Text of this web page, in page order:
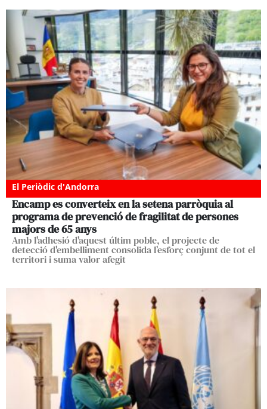
El Periòdic d'Andorra
Encamp es converteix en la setena parròquia al
programa de prevenció de fragilitat de persones
majors de 65 anys
Amb l'adhesió d'aquest últim poble, el projecte de
detecció d'embelliment consolida l’esforç conjunt de tot el
territori i suma valor afegit